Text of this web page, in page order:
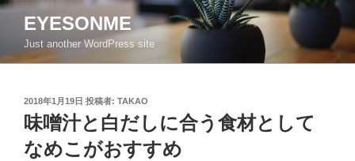
コ
ン
EYESONME
Just another WordPress site
投
稿
日:
2018年1月19日 投稿者: TAKAO
味噌汁と白だしに合う食材として
なめこがおすすめ